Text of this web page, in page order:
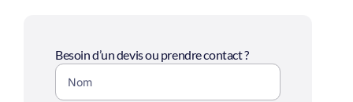
Besoin d’un devis ou prendre contact ?